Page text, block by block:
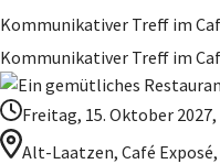
Kommunikativer Treff im
Kommunikativer Treff im
Freitag, 15. Oktober 2027,
Alt-Laatzen, Café